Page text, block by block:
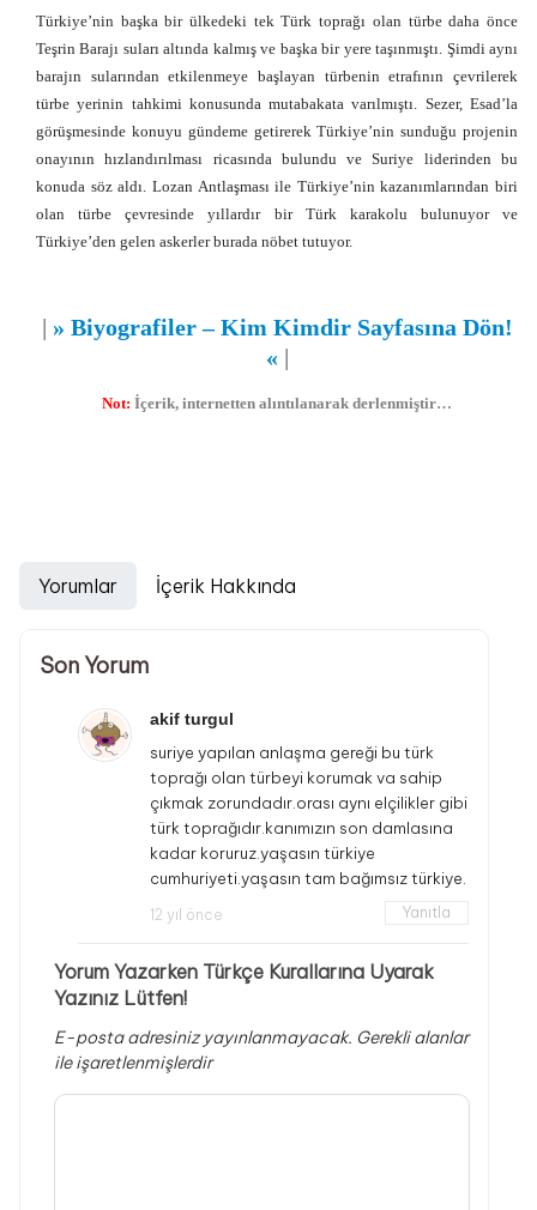
Türkiye’nin başka bir ülkedeki tek Türk toprağı olan türbe daha önce
Teşrin Barajı suları altında kalmış ve başka bir yere taşınmıştı. Şimdi aynı
barajın sularından etkilenmeye başlayan türbenin etrafının çevrilerek
türbe yerinin tahkimi konusunda mutabakata varılmıştı. Sezer, Esad’la
görüşmesinde konuyu gündeme getirerek Türkiye’nin sunduğu projenin
onayının hızlandırılması ricasında bulundu ve Suriye liderinden bu
konuda söz aldı. Lozan Antlaşması ile Türkiye’nin kazanımlarından biri
olan türbe çevresinde yıllardır bir Türk karakolu bulunuyor ve
Türkiye’den gelen askerler burada nöbet tutuyor.
| » Biyografiler – Kim Kimdir Sayfasına Dön!
« |
Not: İçerik, internetten alıntılanarak derlenmiştir…
Yorumlar İçerik Hakkında
Son Yorum
akif turgul
suriye yapılan anlaşma gereği bu türk
toprağı olan türbeyi korumak va sahip
çıkmak zorundadır.orası aynı elçilikler gibi
türk toprağıdır.kanımızın son damlasına
kadar koruruz.yaşasın türkiye
cumhuriyeti.yaşasın tam bağımsız türkiye.
12 yıl önce Yanıtla
Yorum Yazarken Türkçe Kurallarına Uyarak
Yazınız Lütfen!
E-posta adresiniz yayınlanmayacak. Gerekli alanlar
ile işaretlenmişlerdir